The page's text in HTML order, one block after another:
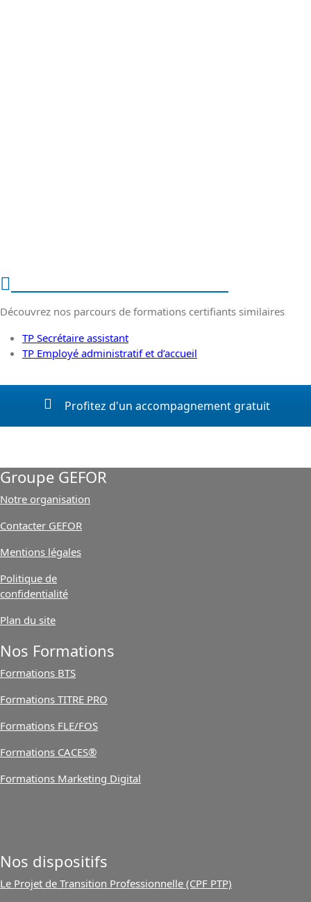
Découvrez nos parcours de formations certifiants similaires
TP Secrétaire assistant
TP Employé administratif et d’accueil
Profitez d'un accompagnement gratuit
Groupe GEFOR
Notre organisation
Contacter GEFOR
Mentions légales
Politique de
confidentialité
Plan du site
Nos Formations
Formations BTS
Formations TITRE PRO
Formations FLE/FOS
Formations CACES®
Formations Marketing Digital
Nos dispositifs
Le Projet de Transition Professionnelle (CPF PTP)